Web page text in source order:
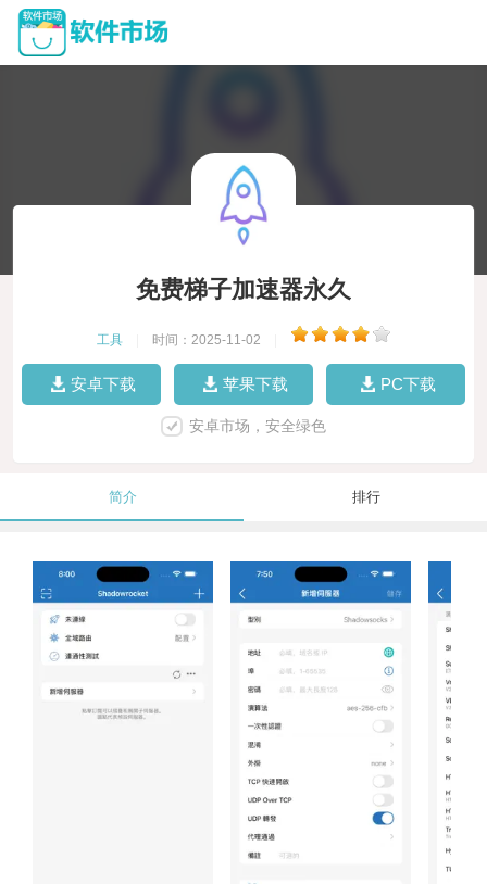
免费梯子加速器永久
工具 时间：2025-11-02
安卓下载 苹果下载 PC下载
安卓市场，安全绿色
简介 排行